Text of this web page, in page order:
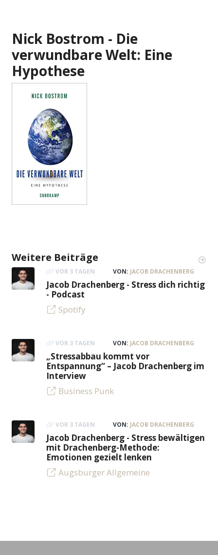
Nick Bostrom - Die
verwundbare Welt: Eine
Hypothese
Weitere Beiträge
VOR 3 TAGEN VON: JACOB DRACHENBERG
Jacob Drachenberg - Stress dich richtig
- Podcast
Spotify
VOR 3 TAGEN VON: JACOB DRACHENBERG
„Stressabbau kommt vor
Entspannung“ – Jacob Drachenberg im
Interview
Business Punk
VOR 3 TAGEN VON: JACOB DRACHENBERG
Jacob Drachenberg - Stress bewältigen
mit Drachenberg-Methode:
Emotionen gezielt lenken
Augsburger Allgemeine